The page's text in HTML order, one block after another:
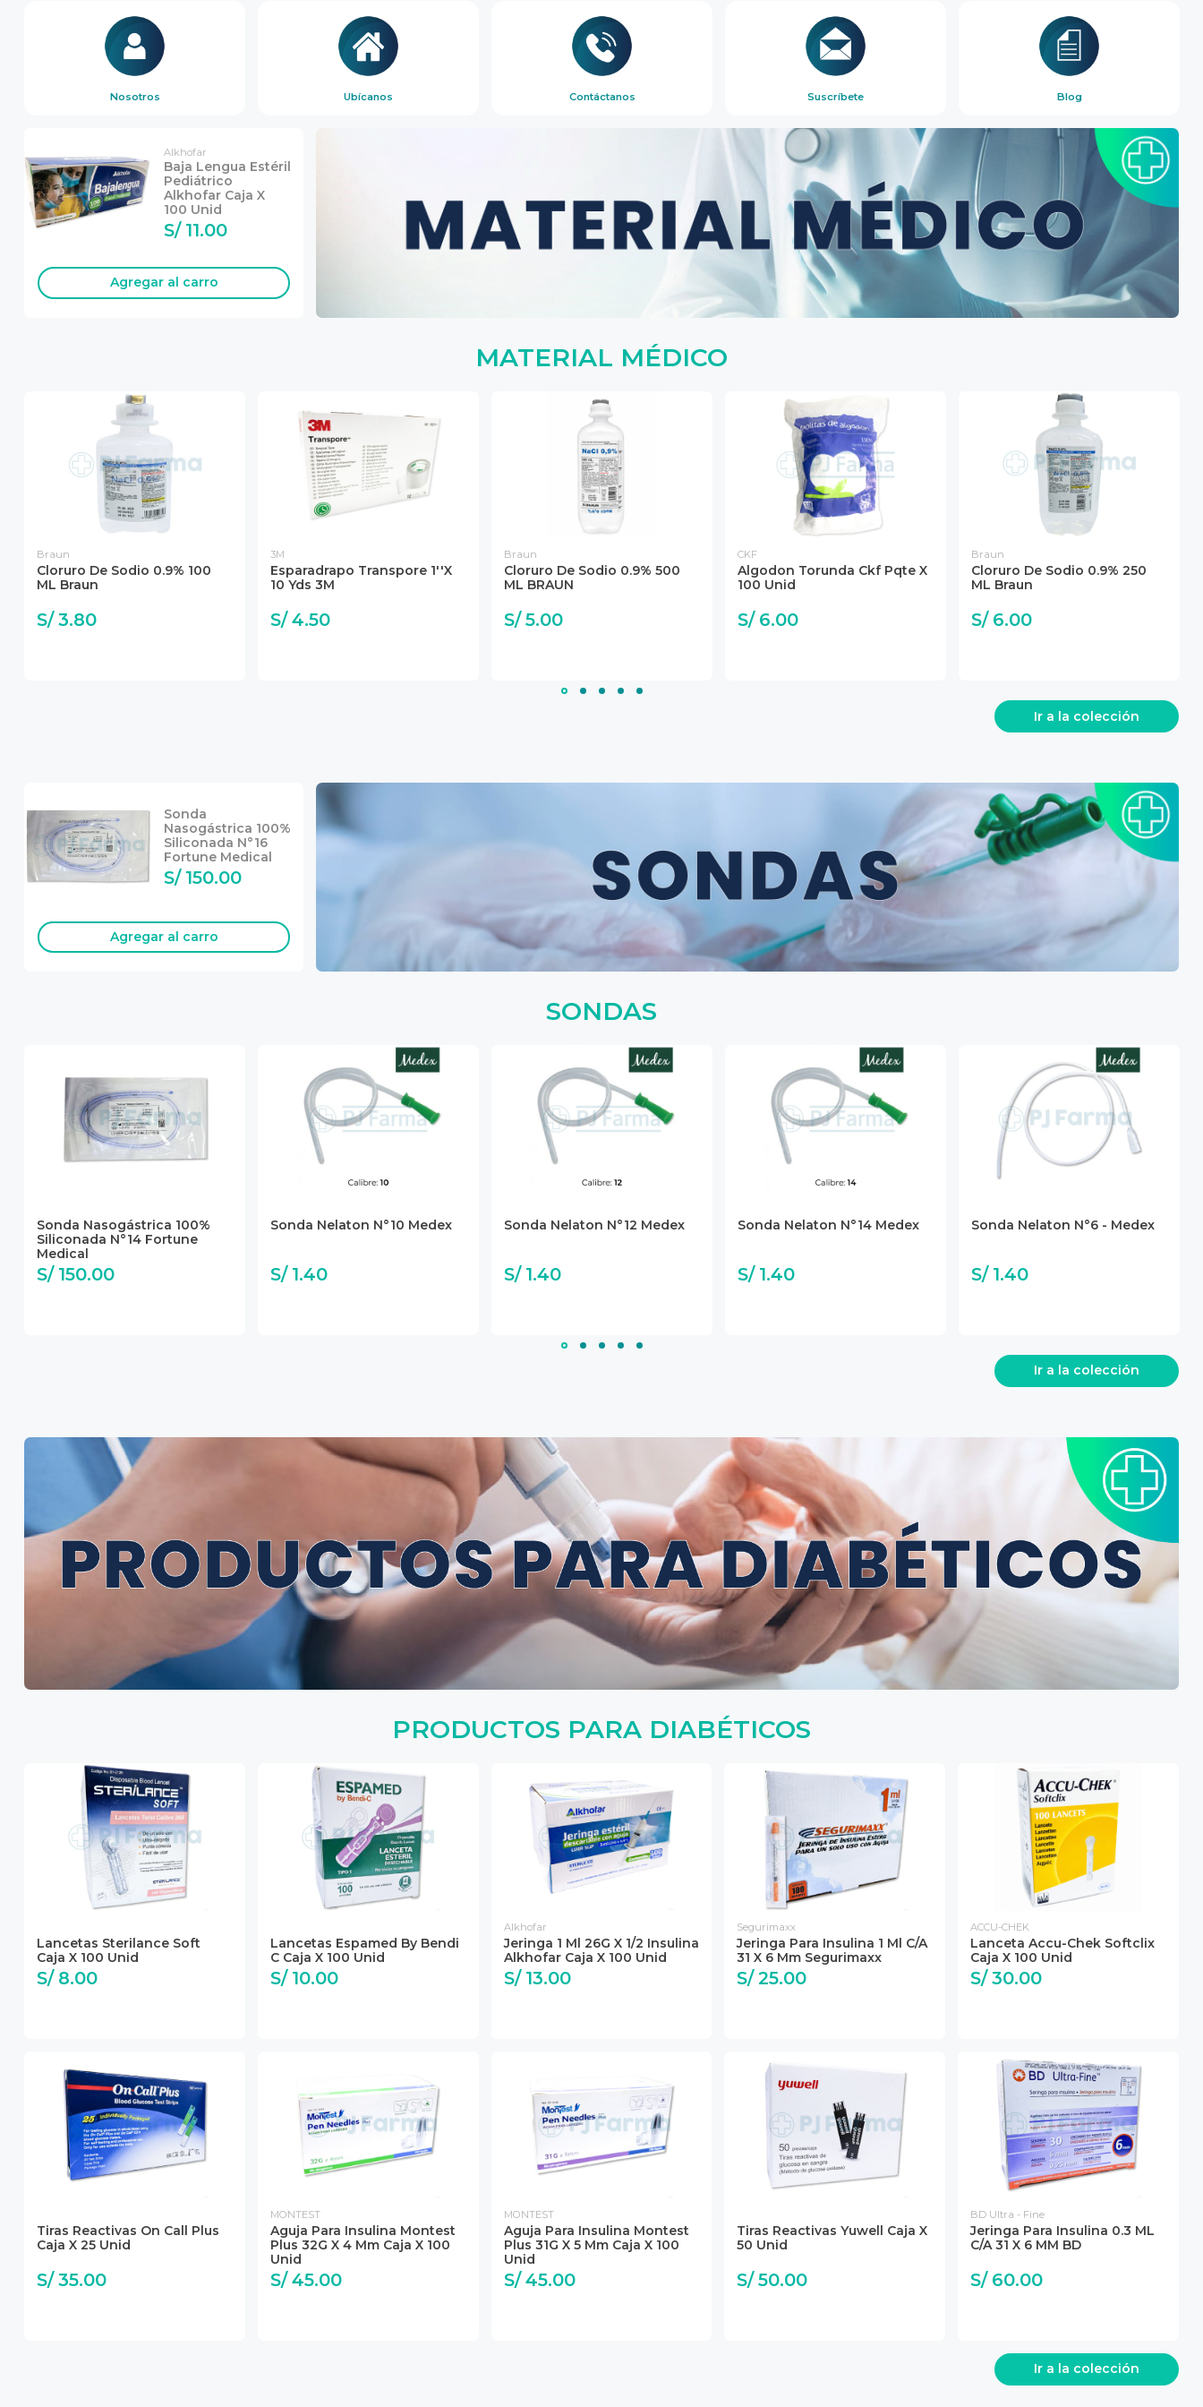
Nosotros Ubícanos Contáctanos Suscríbete Blog
Alkhofar
Baja Lengua Estéril
Pediátrico
Alkhofar Caja X
100 Unid
S/ 11.00
Agregar al carro
MATERIAL MÉDICO
Braun
Cloruro De Sodio 0.9% 100
ML Braun
S/ 3.80
3M
Esparadrapo Transpore 1''x
10 Yds 3M
S/ 4.50
Braun
Cloruro De Sodio 0.9% 500
ML BRAUN
S/ 5.00
CKF
Algodon Torunda Ckf Pqte X
100 Unid
S/ 6.00
Braun
Cloruro De Sodio 0.9% 250
ML Braun
S/ 6.00
Ir a la colección
Sonda
Nasogástrica 100%
Siliconada N°16
Fortune Medical
S/ 150.00
Agregar al carro
SONDAS
Sonda Nasogástrica 100%
Siliconada N°14 Fortune
Medical
S/ 150.00
Sonda Nelaton N°10 Medex
S/ 1.40
Sonda Nelaton N°12 Medex
S/ 1.40
Sonda Nelaton N°14 Medex
S/ 1.40
Sonda Nelaton N°6 - Medex
S/ 1.40
Ir a la colección
PRODUCTOS PARA DIABÉTICOS
Lancetas Sterilance Soft
Caja X 100 Unid
S/ 8.00
Lancetas Espamed By Bendi
C Caja X 100 Unid
S/ 10.00
Alkhofar
Jeringa 1 Ml 26G X 1/2 Insulina
Alkhofar Caja X 100 Unid
S/ 13.00
Segurimaxx
Jeringa Para Insulina 1 Ml C/A
31 X 6 Mm Segurimaxx
S/ 25.00
ACCU-CHEK
Lanceta Accu-Chek Softclix
Caja X 100 Unid
S/ 30.00
Tiras Reactivas On Call Plus
Caja X 25 Unid
S/ 35.00
MONTEST
Aguja Para Insulina Montest
Plus 32G X 4 Mm Caja X 100
Unid
S/ 45.00
MONTEST
Aguja Para Insulina Montest
Plus 31G X 5 Mm Caja X 100
Unid
S/ 45.00
Tiras Reactivas Yuwell Caja X
50 Unid
S/ 50.00
BD Ultra - Fine
Jeringa Para Insulina 0.3 ML
C/A 31 X 6 MM BD
S/ 60.00
Ir a la colección